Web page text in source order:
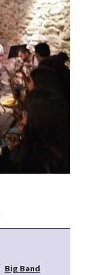
Big Band